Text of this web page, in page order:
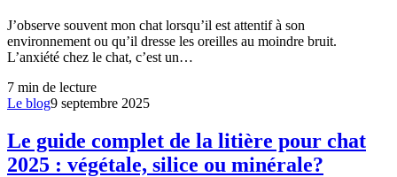
J’observe souvent mon chat lorsqu’il est attentif à son
environnement ou qu’il dresse les oreilles au moindre bruit.
L’anxiété chez le chat, c’est un…
7 min de lecture
Le blog9 septembre 2025
Le guide complet de la litière pour chat
2025 : végétale, silice ou minérale?